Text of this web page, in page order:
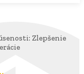
Zlepšenie